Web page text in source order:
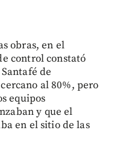
obras, en el
control constató
de
al 80%, pero
equipos
y que el
en el sitio de las